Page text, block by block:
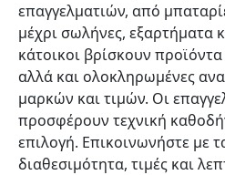
επαγγελματιών, από
μέχρι σωλήνες, εξαρτήματα
κάτοικοι βρίσκουν προϊόντα
αλλά και ολοκληρωμένες
μαρκών και τιμών. Οι
προσφέρουν τεχνική
επιλογή. Επικοινωνήστε με
διαθεσιμότητα, τιμές και